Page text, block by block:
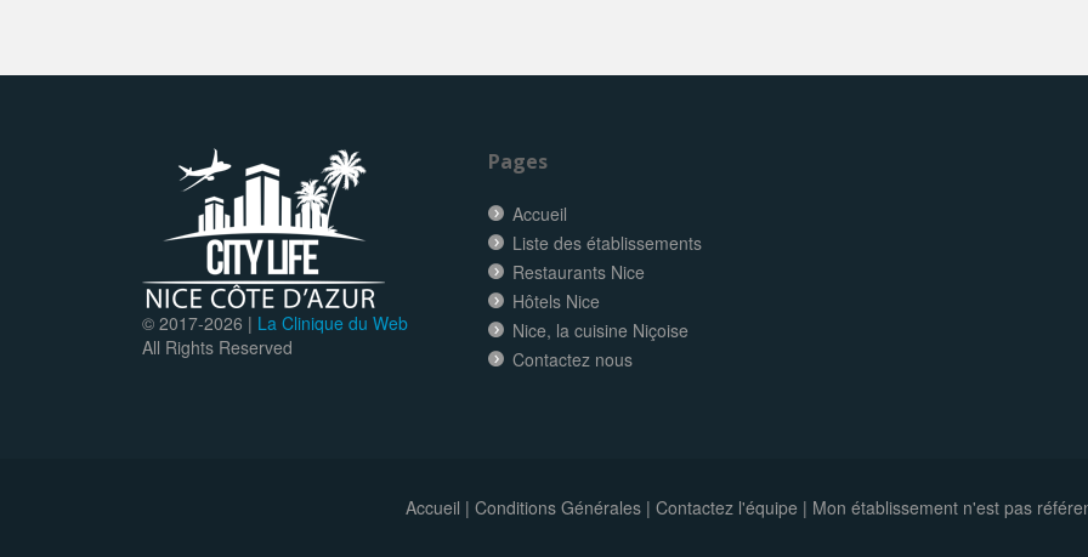
© 2017-2026 | La Clinique du Web
All Rights Reserved
Pages
Accueil
Liste des établissements
Restaurants Nice
Hôtels Nice
Nice, la cuisine Niçoise
Contactez nous
Accueil | Conditions Générales| Contactez l'équipe | Mon établissement n'est pas